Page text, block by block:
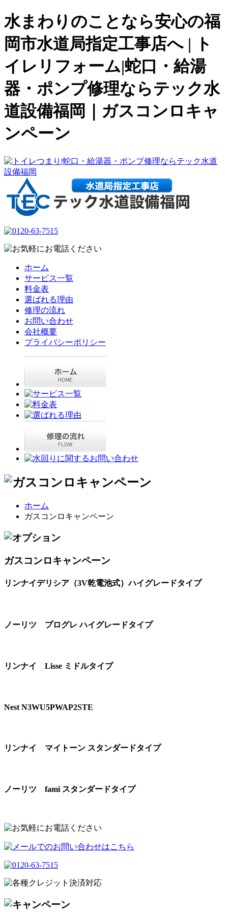
水まわりのことなら安心の福
岡市水道局指定工事店へ | ト
イレリフォーム|蛇口・給湯
器・ポンプ修理ならテック水
道設備福岡｜ガスコンロキャ
ンペーン
ホーム
サービス一覧
料金表
選ばれる理由
修理の流れ
お問い合わせ
会社概要
プライバシーポリシー
ホーム
ガスコンロキャンペーン
ガスコンロキャンペーン
リンナイデリシア（3V乾電池式）ハイグレードタイプ
ノーリツ プログレ ハイグレードタイプ
リンナイ Lisse ミドルタイプ
Nest N3WU5PWAP2STE
リンナイ マイトーン スタンダードタイプ
ノーリツ fami スタンダードタイプ